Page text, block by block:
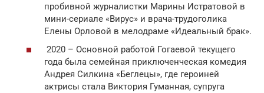
пробивной журналистки Марины Истратовой в
мини-сериале «Вирус» и врача-трудоголика
Елены Орловой в мелодраме «Идеальный брак».
2020 – Основной работой Гогаевой текущего
года была семейная приключенческая комедия
Андрея Силкина «Беглецы», где героиней
актрисы стала Виктория Гуманная, супруга